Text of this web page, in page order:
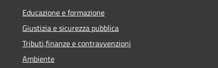
Educazione e formazione
Giustizia e sicurezza pubblica
Tributi,finanze e contravvenzioni
Ambiente